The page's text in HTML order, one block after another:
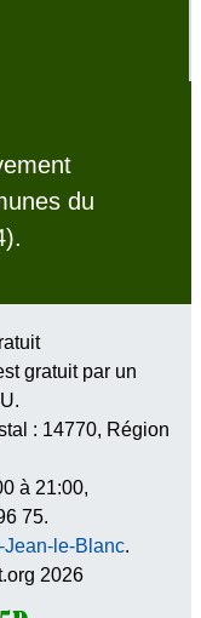
du
gratuit par un
: 14770, Région
à 21:00,
75.
Jean-le-Blanc.
2026